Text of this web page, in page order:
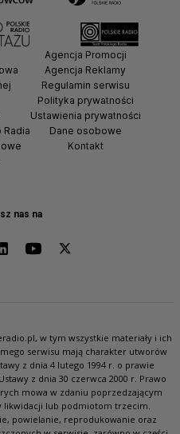
nas na
Agencja Promocji
Agencja Reklamy
Regulamin serwisu
Polityka prywatności
Ustawienia prywatności
Dane osobowe
Kontakt
w tym wszystkie materiały i ich
serwisu mają charakter utworów
z dnia 4 lutego 1994 r. o prawie
z dnia 30 czerwca 2000 r. Prawo
mowa w zdaniu poprzedzającym
likwidacji lub podmiotom trzecim.
powielanie, reprodukowanie oraz